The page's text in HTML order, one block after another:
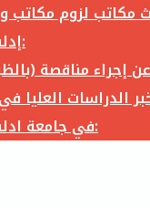
مكاتب لزوم مكاتب
إدلب وفق الآتي:
إجراء مناقصة
الدراسات العليا
في جامعة ادلب وفق الآتي: